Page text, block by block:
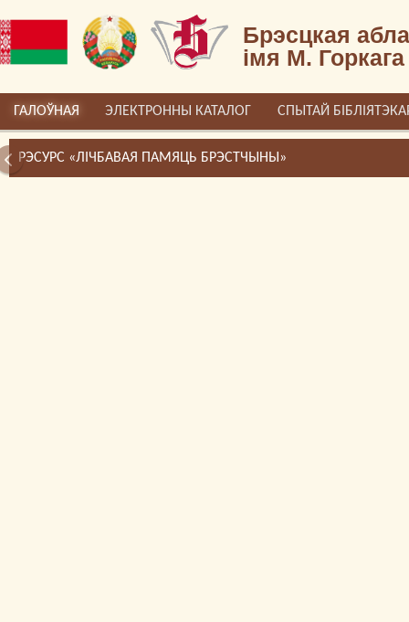
Брэсцкая
імя М. Горкага
ГАЛОЎНАЯ ЭЛЕКТРОННЫ КАТАЛОГ СПЫТАЙ
РЭСУРС «ЛІЧБАВАЯ ПАМЯЦЬ БРЭСТЧЫНЫ»